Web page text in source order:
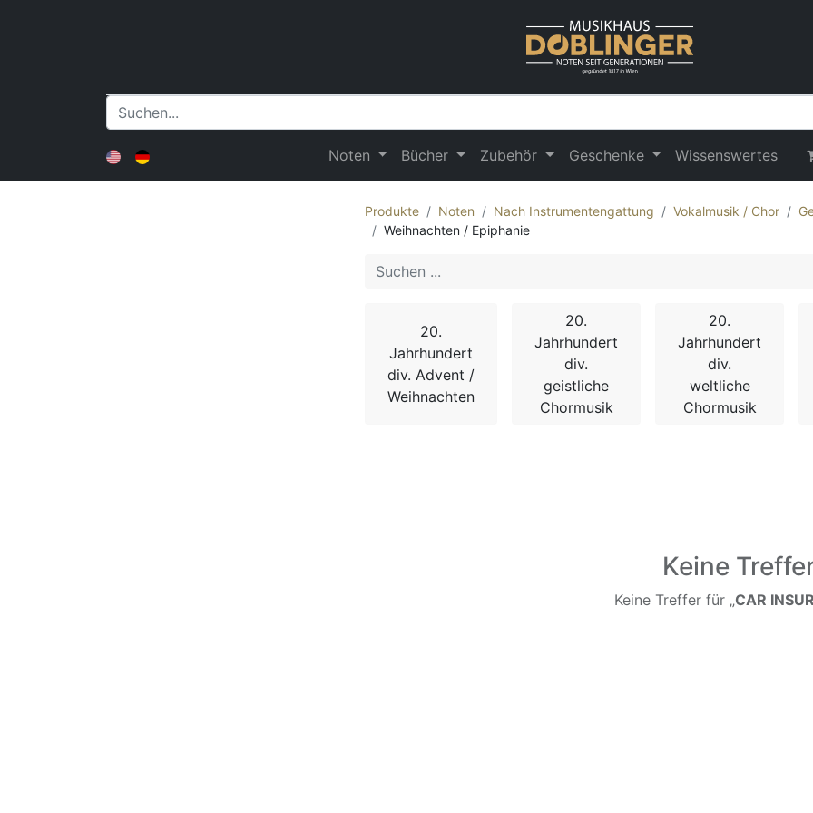
Noten Bücher Zubehör Geschenke Wissenswertes
Produkte Noten Nach Instrumentengattung Vokalmusik / Chor
Weihnachten / Epiphanie
20.
Jahrhundert
div. Advent /
Weihnachten
20.
Jahrhundert
div.
geistliche
Chormusik
20.
Jahrhundert
div.
weltliche
Chormusik
Keine
Keine Treffer für „CAR